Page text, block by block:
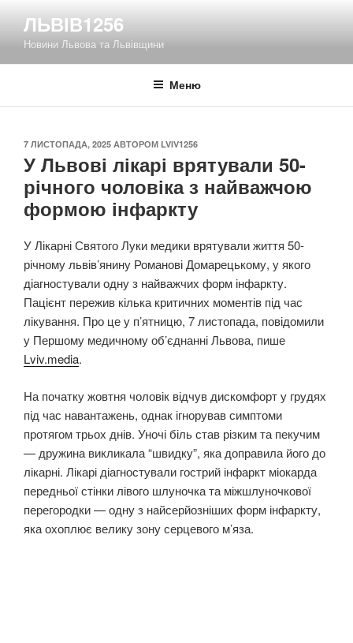
вмісту
ЛЬВІВ1256
Новини Львова та Львівщини
Меню
ОПУБЛІКОВАНО
7 ЛИСТОПАДА, 2025 АВТОРОМ LVIV1256
У Львові лікарі врятували 50-
річного чоловіка з найважчою
формою інфаркту
У Лікарні Святого Луки медики врятували життя 50-
річному львів’янину Романові Домарецькому, у якого
діагностували одну з найважчих форм інфаркту.
Пацієнт пережив кілька критичних моментів під час
лікування. Про це у п’ятницю, 7 листопада, повідомили
у Першому медичному об’єднанні Львова, пише
Lviv.media.
На початку жовтня чоловік відчув дискомфорт у грудях
під час навантажень, однак ігнорував симптоми
протягом трьох днів. Уночі біль став різким та пекучим
— дружина викликала “швидку”, яка доправила його до
лікарні. Лікарі діагностували гострий інфаркт міокарда
передньої стінки лівого шлуночка та міжшлуночкової
перегородки — одну з найсерйозніших форм інфаркту,
яка охоплює велику зону серцевого м’яза.